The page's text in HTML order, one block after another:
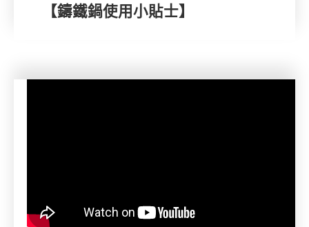
【鑄鐵鍋使用小貼士】